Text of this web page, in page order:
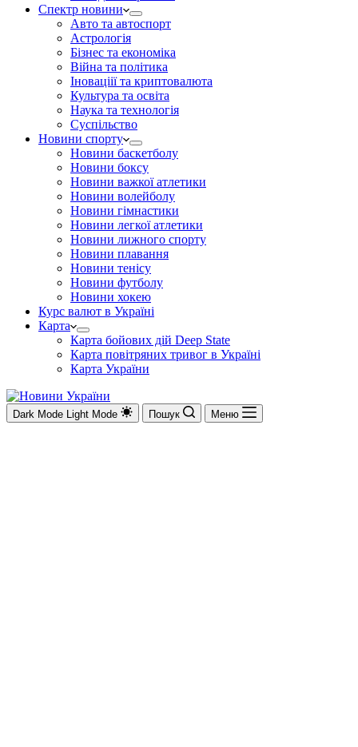
Спектр новини
Авто та автоспорт
Астрологія
Бізнес та економіка
Війна та політика
Іноваціії та криптовалюта
Культура та освіта
Наука та технологія
Суспільство
Новини спорту
Новини баскетболу
Новини боксу
Новини важкої атлетики
Новини волейболу
Новини гімнастики
Новини легкої атлетики
Новини лижного спорту
Новини плавання
Новини тенісу
Новини футболу
Новини хокею
Курс валют в Україні
Карта
Карта бойових дій Deep State
Карта повітряних тривог в Україні
Карта України
Dark Mode Light Mode Пошук Меню